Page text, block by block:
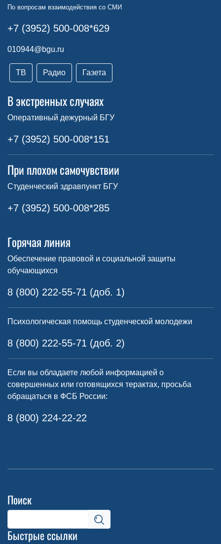
По вопросам взаимодействия со СМИ
+7 (3952) 500-008*629
010944@bgu.ru
ТВ Радио Газета
В экстренных случаях
Оперативный дежурный БГУ
+7 (3952) 500-008*151
При плохом самочувствии
Студенческий здравпункт БГУ
+7 (3952) 500-008*285
Горячая линия
Обеспечение правовой и социальной защиты
обучающихся
8 (800) 222-55-71 (доб. 1)
Психологическая помощь студенческой молодежи
8 (800) 222-55-71 (доб. 2)
Если вы обладаете любой информацией о
совершенных или готовящихся терактах, просьба
обращаться в ФСБ России:
8 (800) 224-22-22
Поиск
Быстрые ссылки